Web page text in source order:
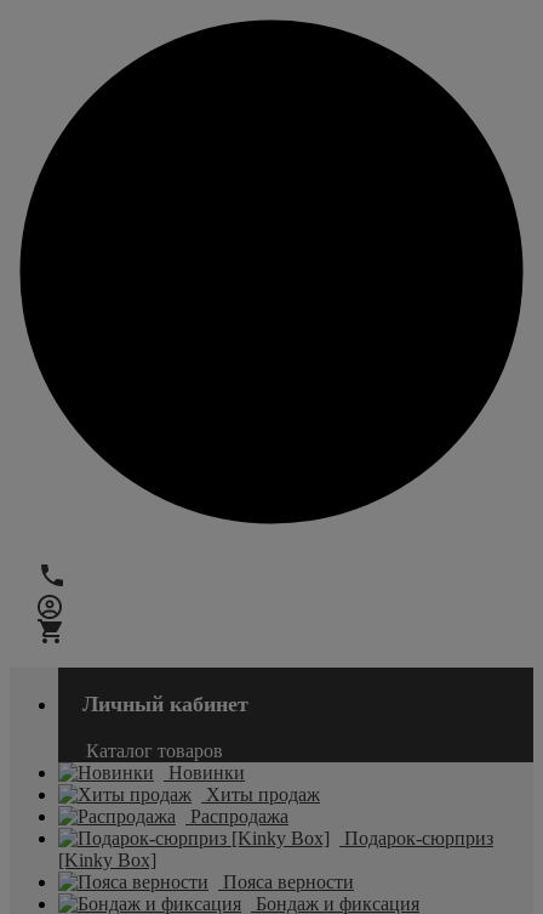
Личный кабинет
Каталог товаров
Новинки
Хиты продаж
Распродажа
Подарок-сюрприз
[Kinky Box]
Пояса верности
Бондаж и фиксация